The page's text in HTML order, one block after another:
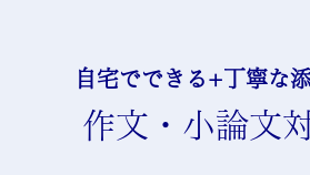
自宅でできる+丁寧な
作文・小論文